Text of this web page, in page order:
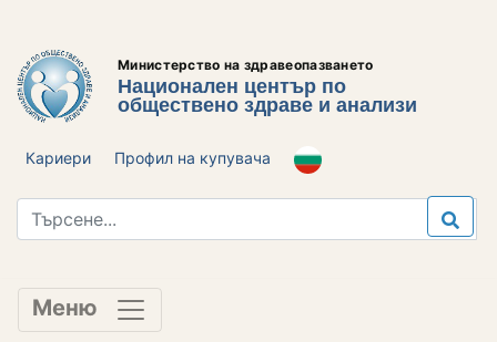
Министерство на здравеопазването
Национален център по
обществено здраве и анализи
Кариери Профил на купувача
Меню